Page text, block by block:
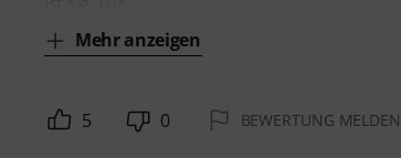
Mehr anzeigen
5 0 BEWERTUNG MELDEN